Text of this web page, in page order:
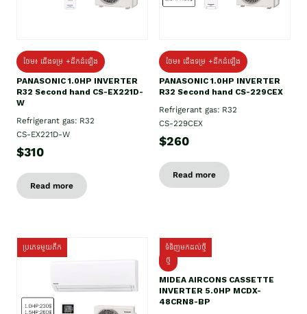
ថែម៖ ជើងទម្រ +ដឹកដំឡើង
PANASONIC 1.0HP INVERTER
R32 Second hand CS-EX221D-
W
Refrigerant gas: R32
CS-EX221D-W
$310
Read more
ថែម៖ ជើងទម្រ +ដឹកដំឡើង
PANASONIC 1.0HP INVERTER
R32 Second hand CS-229CEX
Refrigerant gas: R32
CS-229CEX
$260
Read more
ប្រភេទមួយតឹក
ទំនិញមកដល់ថ្មី
ថ្មី
MIDEA AIRCONS CASSETTE
INVERTER 5.0HP MCDX-
48CRN8-BP